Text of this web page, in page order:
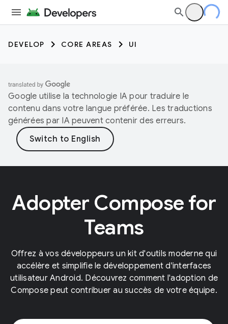
DEVELOP CORE AREAS UI
Google utilise la technologie IA pour traduire le
contenu dans votre langue préférée. Les traductions
générées par IA peuvent contenir des erreurs.
Adopter Compose for
Teams
Offrez à vos développeurs un kit d'outils moderne qui
accélère et simplifie le développement d'interfaces
utilisateur Android. Découvrez comment l'adoption de
Compose peut contribuer au succès de votre équipe.